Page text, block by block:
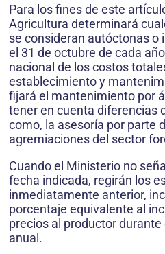
Para los fines de este
Agricultura determinará
se consideran autóctonas o
el 31 de octubre de cada
nacional de los costos
establecimiento y
fijará el mantenimiento por
tener en cuenta diferencias
como, la asesoría por parte
agremiaciones del sector
Cuando el Ministerio no
fecha indicada, regirán los
inmediatamente anterior,
porcentaje equivalente al
precios al productor
anual.